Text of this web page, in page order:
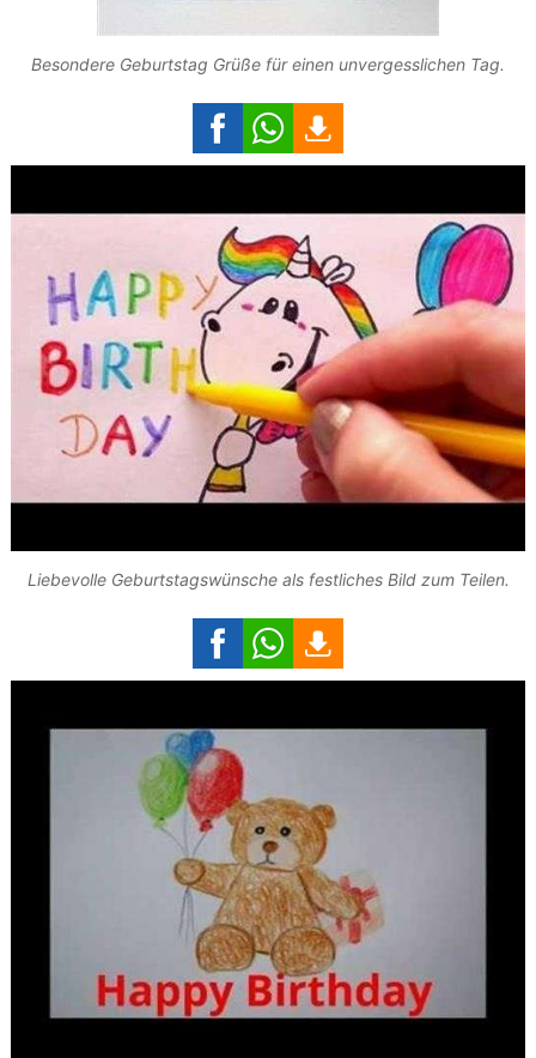
Besondere Geburtstag Grüße für einen unvergesslichen Tag.
Liebevolle Geburtstagswünsche als festliches Bild zum Teilen.